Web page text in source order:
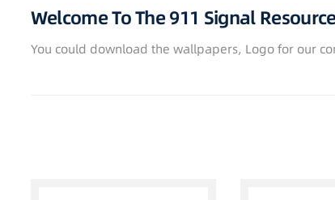
Welcome To The 911 Signal
You could download the wallpapers, Logo for our